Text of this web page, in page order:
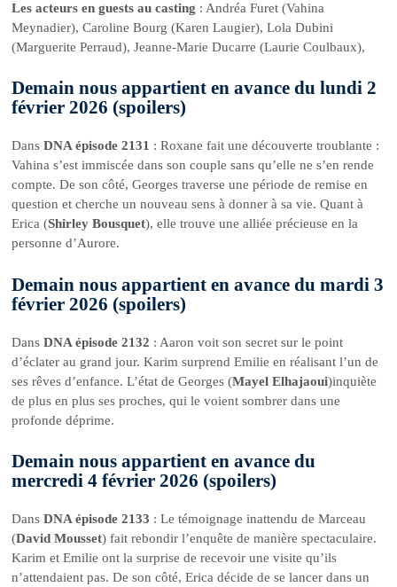
Les acteurs en guests au casting : Andréa Furet (Vahina
Meynadier), Caroline Bourg (Karen Laugier), Lola Dubini
(Marguerite Perraud), Jeanne-Marie Ducarre (Laurie Coulbaux),
Demain nous appartient en avance du lundi 2
février 2026 (spoilers)
DansDNA épisode 2131 : Roxane fait une découverte troublante :
Vahina s’est immiscée dans son couple sans qu’elle ne s’en rende
compte. De son côté, Georges traverse une période de remise en
question et cherche un nouveau sens à donner à sa vie. Quant à
Erica (Shirley Bousquet), elle trouve une alliée précieuse en la
personne d’Aurore.
Demain nous appartient en avance du mardi 3
février 2026 (spoilers)
DansDNA épisode 2132 : Aaron voit son secret sur le point
d’éclater au grand jour. Karim surprend Emilie en réalisant l’un de
ses rêves d’enfance. L’état de Georges (Mayel Elhajaoui)inquiète
de plus en plus ses proches, qui le voient sombrer dans une
profonde déprime.
Demain nous appartient en avance du
mercredi 4 février 2026 (spoilers)
DansDNA épisode 2133 : Le témoignage inattendu de Marceau
(David Mousset) fait rebondir l’enquête de manière spectaculaire.
Karim et Emilie ont la surprise de recevoir une visite qu’ils
n’attendaient pas. De son côté, Erica décide de se lancer dans un